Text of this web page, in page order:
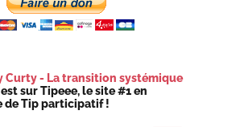
Curty - La transition systémique
sur Tipeee, le site #1 en
de Tip participatif !